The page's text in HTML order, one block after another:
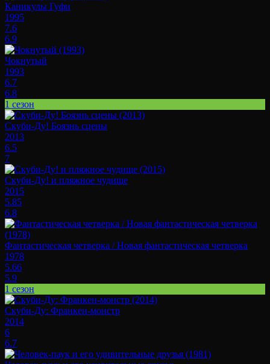
Каникулы Гуфи
1995
7.6
6.9
Чокнутый
1993
6.7
6.8
1 сезон
Скуби-Ду! Боязнь сцены
2013
6.5
7
Скуби-Ду! и пляжное чудище
2015
5.85
6.8
Фантастическая четверка / Новая фантастическая четверка
1978
5.66
5.9
1 сезон
Скуби-Ду: Франкен-монстр
2014
6
6.7